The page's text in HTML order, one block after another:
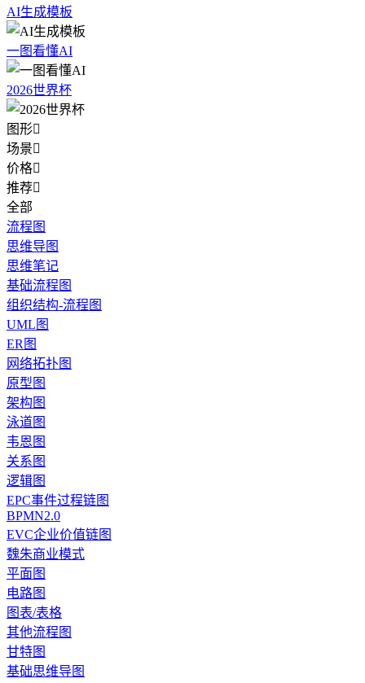
AI生成模板
一图看懂AI
2026世界杯
图形
场景
价格
推荐
全部
流程图
思维导图
思维笔记
基础流程图
组织结构-流程图
UML图
ER图
网络拓扑图
原型图
架构图
泳道图
韦恩图
关系图
逻辑图
EPC事件过程链图
BPMN2.0
EVC企业价值链图
魏朱商业模式
平面图
电路图
图表/表格
其他流程图
甘特图
基础思维导图